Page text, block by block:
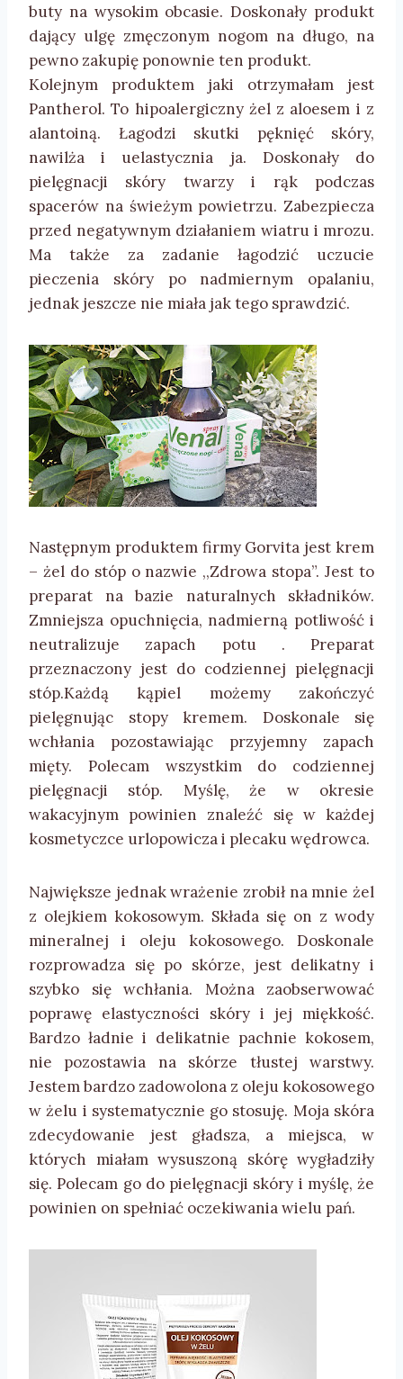
buty na wysokim obcasie. Doskonały produkt
dający ulgę zmęczonym nogom na długo, na
pewno zakupię ponownie ten produkt.
Kolejnym produktem jaki otrzymałam jest
Pantherol. To hipoalergiczny żel z aloesem i z
alantoiną. Łagodzi skutki pęknięć skóry,
nawilża i uelastycznia ja. Doskonały do
pielęgnacji skóry twarzy i rąk podczas
spacerów na świeżym powietrzu. Zabezpiecza
przed negatywnym działaniem wiatru i mrozu.
Ma także za zadanie łagodzić uczucie
pieczenia skóry po nadmiernym opalaniu,
jednak jeszcze nie miała jak tego sprawdzić.
Następnym produktem firmy Gorvita jest krem
– żel do stóp o nazwie ,,Zdrowa stopa”. Jest to
preparat na bazie naturalnych składników.
Zmniejsza opuchnięcia, nadmierną potliwość i
neutralizuje zapach potu . Preparat
przeznaczony jest do codziennej pielęgnacji
stóp.Każdą kąpiel możemy zakończyć
pielęgnując stopy kremem. Doskonale się
wchłania pozostawiając przyjemny zapach
mięty. Polecam wszystkim do codziennej
pielęgnacji stóp. Myślę, że w okresie
wakacyjnym powinien znaleźć się w każdej
kosmetyczce urlopowicza i plecaku wędrowca.
Największe jednak wrażenie zrobił na mnie żel
z olejkiem kokosowym. Składa się on z wody
mineralnej i oleju kokosowego. Doskonale
rozprowadza się po skórze, jest delikatny i
szybko się wchłania. Można zaobserwować
poprawę elastyczności skóry i jej miękkość.
Bardzo ładnie i delikatnie pachnie kokosem,
nie pozostawia na skórze tłustej warstwy.
Jestem bardzo zadowolona z oleju kokosowego
w żelu i systematycznie go stosuję. Moja skóra
zdecydowanie jest gładsza, a miejsca, w
których miałam wysuszoną skórę wygładziły
się. Polecam go do pielęgnacji skóry i myślę, że
powinien on spełniać oczekiwania wielu pań.